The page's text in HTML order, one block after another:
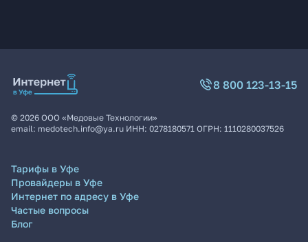
8 800 123-13-15
© 2026 ООО «Медовые Технологии»
email: medotech.info@ya.ru ИНН: 0278180571 ОГРН: 1110280037526
Тарифы в Уфе
Провайдеры в Уфе
Интернет по адресу в Уфе
Частые вопросы
Блог